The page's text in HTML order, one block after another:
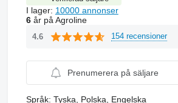
I lager: 10000 annonser
6år på Agroline
4.6 154 recensioner
Prenumerera på säljare
Språk: Tyska, Polska, Engelska